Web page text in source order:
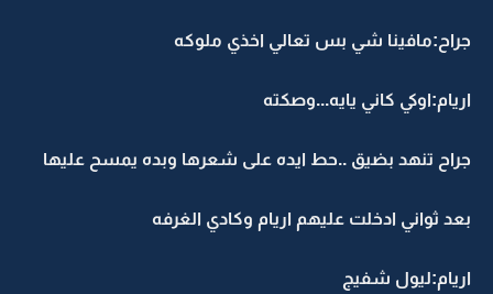
جراح:مافينا شي بس تعالي اخذي ملوكه
اريام:اوكي كاني يايه...وصكته
جراح تنهد بضيق ..حط ايده على شعرها وبده يمسح عليها
بعد ثواني ادخلت عليهم اريام وكادي الغرفه
اريام:ليول شفيج